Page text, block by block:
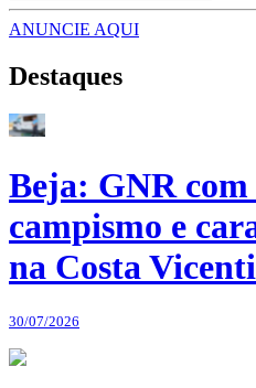
ANUNCIE AQUI
Destaques
Beja: GNR com
campismo e
na Costa
30/07/2026